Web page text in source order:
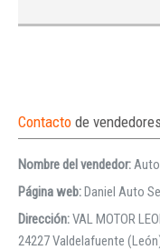
Contacto de vendedores
Nombre del vendedor:
Página web:Daniel Auto
Dirección:VAL MOTOR
24227 Valdelafuente